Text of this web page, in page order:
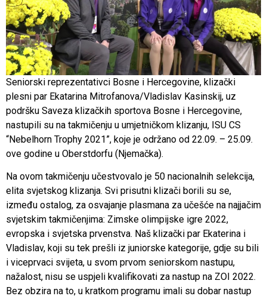
Seniorski reprezentativci Bosne i Hercegovine, klizački
plesni par Ekatarina Mitrofanova/Vladislav Kasinskij, uz
podršku Saveza klizačkih sportova Bosne i Hercegovine,
nastupili su na takmičenju u umjetničkom klizanju, ISU CS
“Nebelhorn Trophy 2021”, koje je održano od 22.09. – 25.09.
ove godine u Oberstdorfu (Njemačka).
Na ovom takmičenju učestvovalo je 50 nacionalnih selekcija,
elita svjetskog klizanja. Svi prisutni klizači borili su se,
između ostalog, za osvajanje plasmana za učešće na najjačim
svjetskim takmičenjima: Zimske olimpijske igre 2022,
evropska i svjetska prvenstva. Naš klizački par Ekaterina i
Vladislav, koji su tek prešli iz juniorske kategorije, gdje su bili
i viceprvaci svijeta, u svom prvom seniorskom nastupu,
nažalost, nisu se uspjeli kvalifikovati za nastup na ZOI 2022.
Bez obzira na to, u kratkom programu imali su dobar nastup